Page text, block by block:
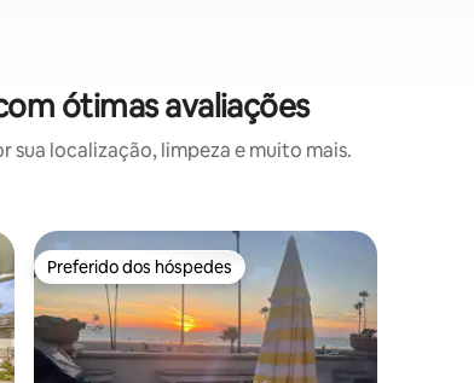
ótimas avaliações
localização, limpeza e muito mais.
Preferido dos hóspedes
Preferido dos hóspedes